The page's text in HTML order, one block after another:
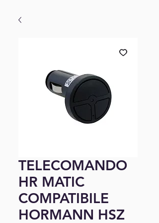
TELECOMANDO
HR MATIC
COMPATIBILE
HORMANN HSZ